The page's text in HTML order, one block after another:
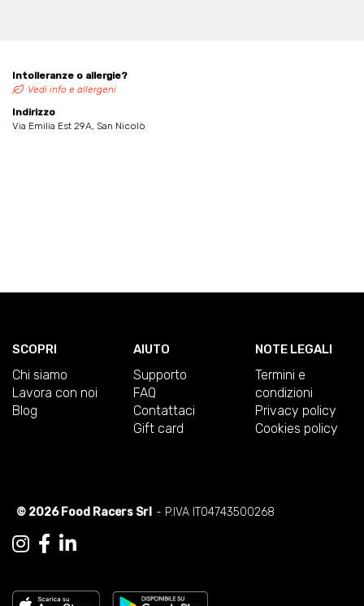
Intolleranze o allergie?
Vedi info e allergeni
Indirizzo
Via Emilia Est 29A, San Nicolò
SCOPRI
Chi siamo
Lavora con noi
Blog
AIUTO
Supporto
FAQ
Contattaci
Gift card
NOTE LEGALI
Termini e
condizioni
Privacy policy
Cookies policy
© 2026 Food Racers Srl - P.IVA IT04743500268